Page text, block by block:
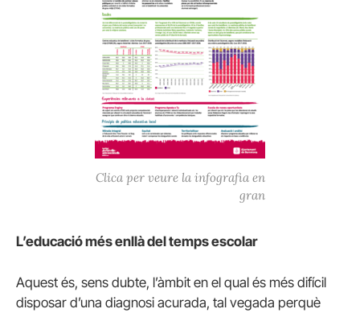
Clica per veure la infografia en
gran
L’educació més enllà del temps escolar
Aquest és, sens dubte, l’àmbit en el qual és més difícil
disposar d’una diagnosi acurada, tal vegada perquè